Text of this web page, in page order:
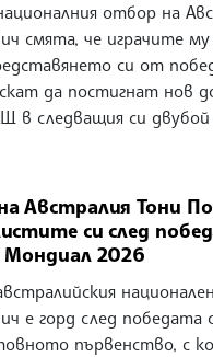
отбор на
смята, че играчите
си от
да постигнат нов
в следващия си
Австралия Тони
си след
Мондиал 2026
е горд след победата
първенство, с